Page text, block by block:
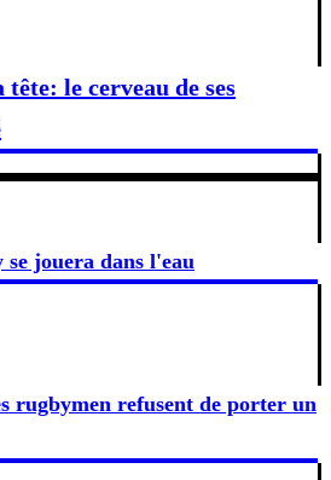
le cerveau de ses
jouera dans l'eau
rugbymen refusent de porter un